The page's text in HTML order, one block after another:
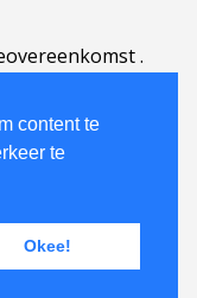
content te
te
Okee!
.
| Português